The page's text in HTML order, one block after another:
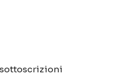
sottoscrizioni